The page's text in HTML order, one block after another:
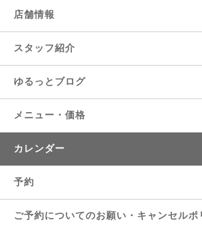
店舗情報
スタッフ紹介
ゆるっとブログ
メニュー・価格
カレンダー
予約
ご予約についてのお願い・キャンセルポ